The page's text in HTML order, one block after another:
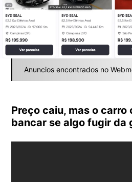
Anuncios encontrados no
Preço caiu, mas o
bancar se algo fugir da